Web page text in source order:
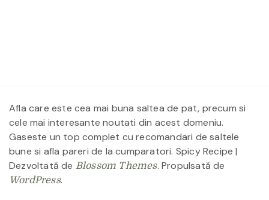
Afla care este cea mai buna saltea de pat, precum si
cele mai interesante noutati din acest domeniu.
Gaseste un top complet cu recomandari de saltele
bune si afla pareri de la cumparatori. Spicy Recipe |
Dezvoltată de Blossom Themes. Propulsată de
WordPress.